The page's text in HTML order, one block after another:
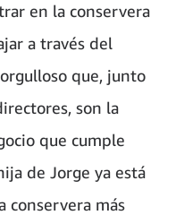
en la conservera
a través del
que, junto
son la
que cumple
de Jorge ya está
conservera más